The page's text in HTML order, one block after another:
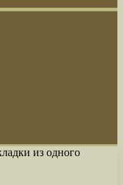
из одного